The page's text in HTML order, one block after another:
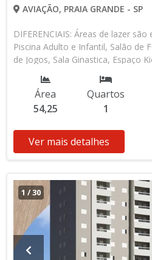
AVIAÇÃO, PRAIA GRANDE - SP
DIFERENCIAIS: Áreas de lazer
Piscina Adulto e Infantil, Salão de
de Jogos, Sala Ginastica, Espaço
atividade física ao ar livre na
Câmeras Instaladas: área de
Condominio; Controle de Acesso
Comuns; Monitoramento Digital;
Área
54,25
Quartos
1
Ver mais detalhes
1 /30